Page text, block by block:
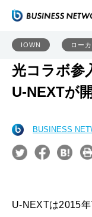
IOWN ロー
光コラボ参
U-NEXTが
BUSINESS
U-NEXTは2015